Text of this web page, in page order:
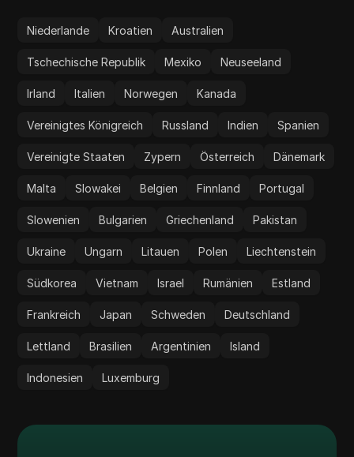
Niederlande Kroatien Australien
Tschechische Republik Mexiko Neuseeland
Irland Italien Norwegen Kanada
Vereinigtes Königreich Russland Indien Spanien
Vereinigte Staaten Zypern Österreich Dänemark
Malta Slowakei Belgien Finnland Portugal
Slowenien Bulgarien Griechenland Pakistan
Ukraine Ungarn Litauen Polen Liechtenstein
Südkorea Vietnam Israel Rumänien Estland
Frankreich Japan Schweden Deutschland
Lettland Brasilien Argentinien Island
Indonesien Luxemburg